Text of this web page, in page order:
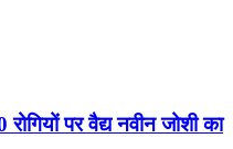
पर वैद्य नवीन जोशी का